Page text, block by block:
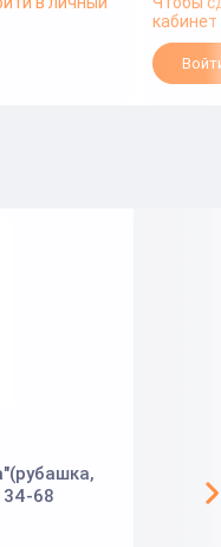
кабинет
68